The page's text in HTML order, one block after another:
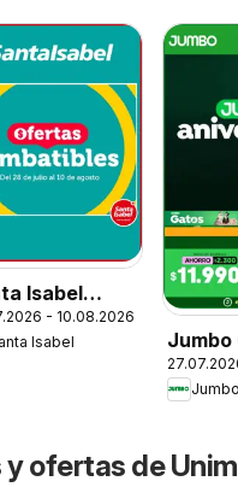
Isabel
- 10.08.2026
Isabel
Jumbo
ofertas de